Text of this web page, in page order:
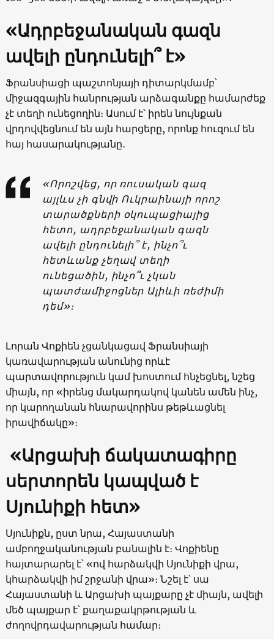
«Ադրբեջանական գազն
ավելի ընդունելի՞ է»
Ֆրանսիացի պաշտոնյայի դիտարկմամբ՝
միջազգային հանրության արձագանքը համարժեք
չէ տեղի ունեցողին։ Ասում է՝ իրեն նույնքան
վրդովվեցնում են այն հարցերը, որոնք հուզում են
հայ հասարակությանը․
«Որոշվեց, որ ռուսական գազ
այլևս չի գնվի Ուկրաինայի որոշ
տարածքների օկուպացիայից
հետո, ադրբեջանական գազն
ավելի ընդունելի՞ է, ինչո՞ւ
հետևանք չեղավ տեղի
ունեցածին, ինչո՞ւ չկան
պատժամիջոցներ Ալիևի ռեժիմի
դեմ»։
Լորան Վոքիեն չցանկացավ Ֆրանսիայի
կառավարության անունից որևէ
պարտավորություն կամ խոստում հնչեցնել, նշեց
միայն, որ «իրենց մակարդակով կանեն ամեն ինչ,
որ կարողանան հնարավորինս թեթևացնել
իրավիճակը»։
«Արցախի ճակատագիրը
սերտորեն կապված է
Սյունիքի հետ»
Սյունիքն, ըստ նրա, Հայաստանի
ամբողջականության բանալին է։ Վոքիենը
հայտարարել է՝ «ով հարձակվի Սյունիքի վրա,
կհարձակվի իմ շրջանի վրա»։ Նշել է՝ սա
Հայաստանի և Արցախի պայքարը չէ միայն, ավելի
մեծ պայքար է՝ քաղաքակրթության և
ժողովրդավարության համար։